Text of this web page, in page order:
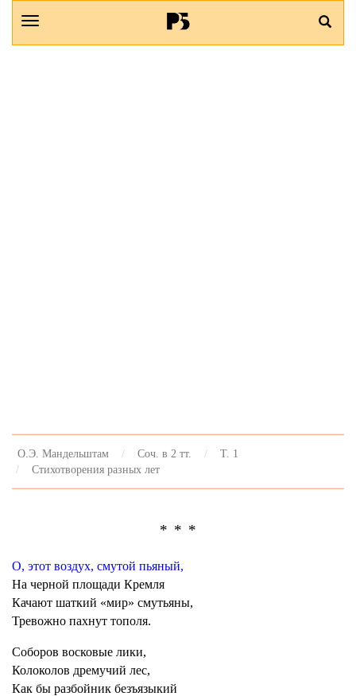
О.Э. Мандельштам Соч. в 2 тт.
Т. 1
Стихотворения разных лет
* * *
О, этот воздух, смутой пьяный,
На черной площади Кремля
Качают шаткий «мир» смутьяны,
Тревожно пахнут тополя.
Соборов восковые лики,
Колоколов дремучий лес,
Как бы разбойник безъязыкий